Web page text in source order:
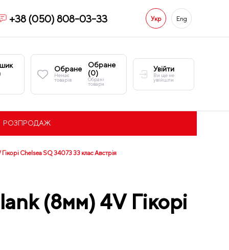
+38 (050) 808-03-33 Укр Eng
Обране
Немає
товарів
Обране
(0)
Обрані
товари
Увійти
Ви ще не
увійшли
РОЗПРОДАЖ
Chelsea SQ 34073 33 клас Австрія
(8мм) 4V Гікорі